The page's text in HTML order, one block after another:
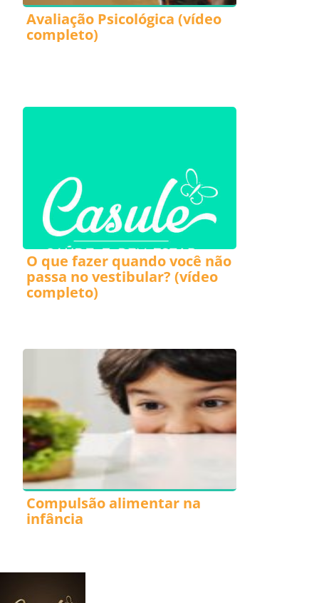
Avaliação Psicológica (vídeo
completo)
O que fazer quando você não
passa no vestibular? (vídeo
completo)
Compulsão alimentar na
infância